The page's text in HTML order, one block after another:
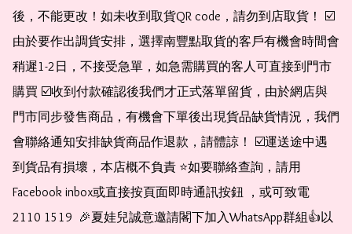
後，不能更改！如未收到取貨QR code，請勿到店取貨！ ☑️
由於要作出調貨安排，選擇南豐點取貨的客戶有機會時間會
稍遲1-2日，不接受急單，如急需購買的客人可直接到門市
購買 ☑️收到付款確認後我們才正式落單留貨，由於網店與
門市同步發售商品，有機會下單後出現貨品缺貨情況，我們
會聯絡通知安排缺貨商品作退款，請體諒！ ☑️運送途中遇
到貨品有損壞，本店概不負責 ⭐️如要聯絡查詢，請用
Facebook inbox或直接按頁面即時通訊按鈕 ，或可致電
2110 1519  🎉夏娃兒誠意邀請閣下加入WhatsApp群組👍以